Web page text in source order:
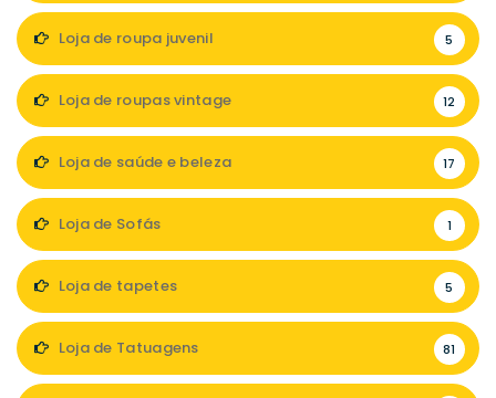
Loja de roupa juvenil 5
Loja de roupas vintage 12
Loja de saúde e beleza 17
Loja de Sofás 1
Loja de tapetes 5
Loja de Tatuagens 81